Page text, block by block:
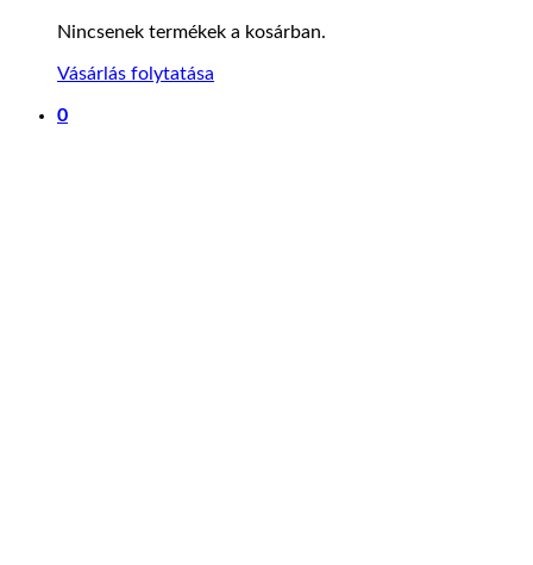
Nincsenek termékek a kosárban.
Vásárlás folytatása
0